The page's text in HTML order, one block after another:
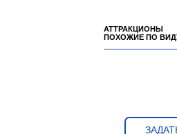
АТТРАКЦИОНЫ
ПОХОЖИЕ ПО